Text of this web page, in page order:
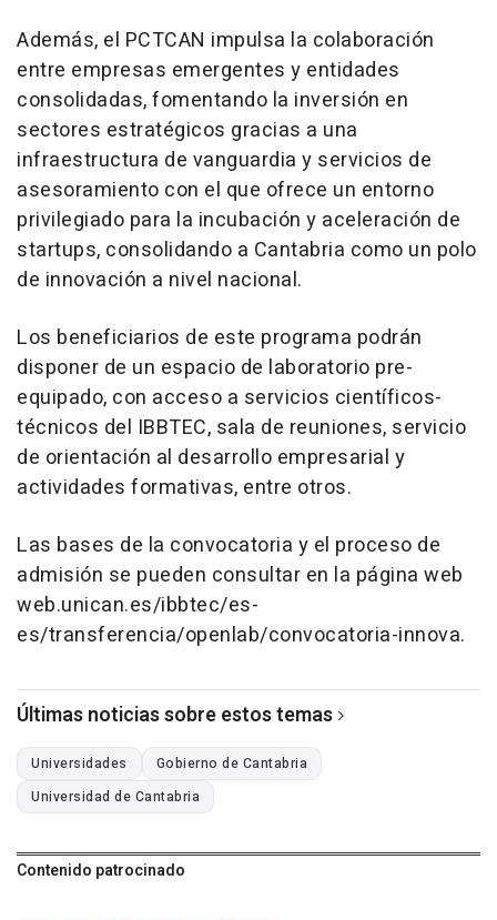
Además, el PCTCAN impulsa la colaboración
entre empresas emergentes y entidades
consolidadas, fomentando la inversión en
sectores estratégicos gracias a una
infraestructura de vanguardia y servicios de
asesoramiento con el que ofrece un entorno
privilegiado para la incubación y aceleración de
startups, consolidando a Cantabria como un polo
de innovación a nivel nacional.
Los beneficiarios de este programa podrán
disponer de un espacio de laboratorio pre-
equipado, con acceso a servicios científicos-
técnicos del IBBTEC, sala de reuniones, servicio
de orientación al desarrollo empresarial y
actividades formativas, entre otros.
Las bases de la convocatoria y el proceso de
admisión se pueden consultar en la página web
web.unican.es/ibbtec/es-
es/transferencia/openlab/convocatoria-innova.
Últimas noticias sobre estos temas
Universidades
Gobierno de Cantabria
Universidad de Cantabria
Contenido patrocinado